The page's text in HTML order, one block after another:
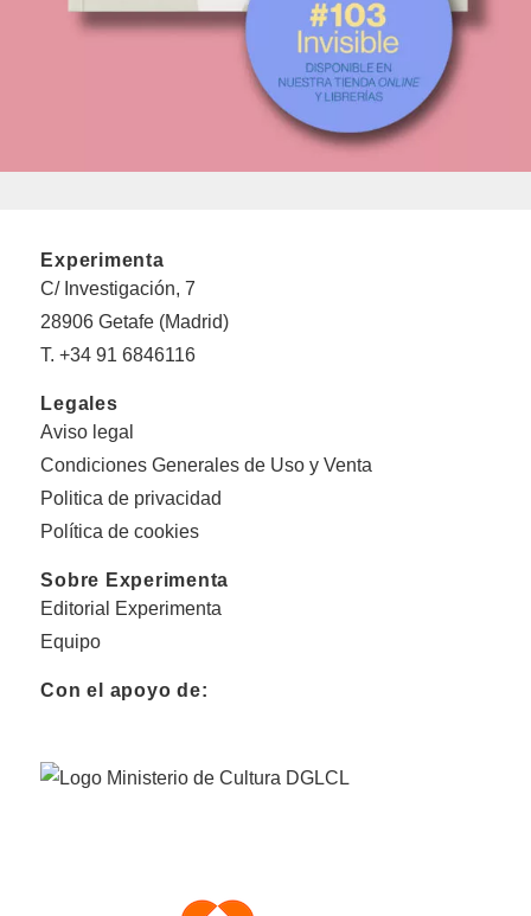
Experimenta
C/ Investigación, 7
28906 Getafe (Madrid)
T. +34 91 6846116
Legales
Aviso legal
Condiciones Generales de Uso y Venta
Politica de privacidad
Política de cookies
Sobre Experimenta
Editorial Experimenta
Equipo
Con el apoyo de: